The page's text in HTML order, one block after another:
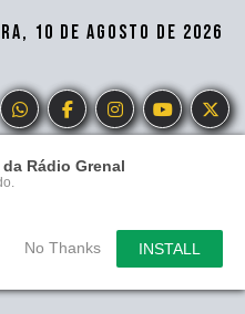
Rádio Grenal
No Thanks INSTALL
10 DE AGOSTO DE 2026